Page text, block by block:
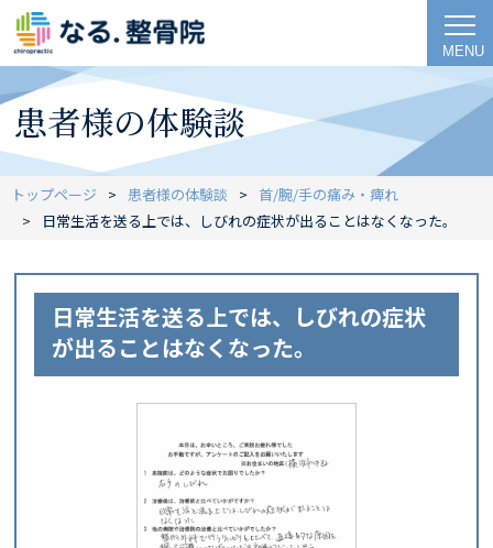
MENU
患者様の体験談
トップページ 患者様の体験談
首/腕/手の痛み・痺れ
日常生活を送る上では、しびれの症状が出ることはなくなった。
日常生活を送る上では、しびれの症状
が出ることはなくなった。